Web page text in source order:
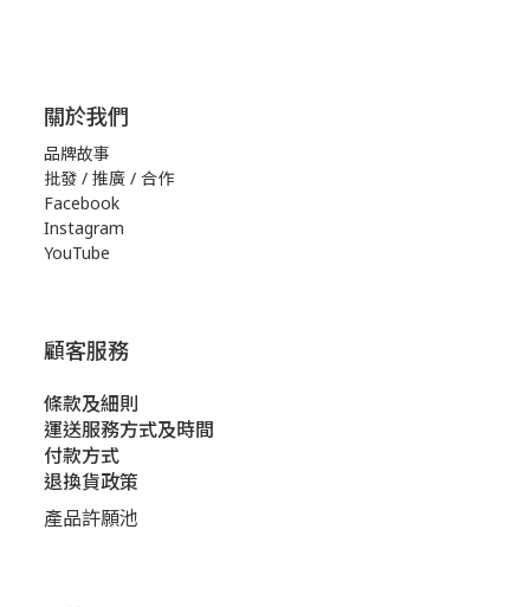
關於我們
品牌故事
批發 / 推廣 / 合作
Facebook
Instagram
YouTube
顧客服務
條款及細則
運送服務方式及時間
付款方式
退換貨政策
產品許願池